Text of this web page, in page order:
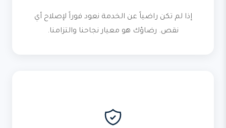
إذا لم تكن راضياً عن الخدمة نعود فوراً لإصلاح أي
نقص. رضاؤك هو معيار نجاحنا والتزامنا.